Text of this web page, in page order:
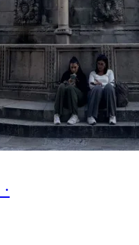
·